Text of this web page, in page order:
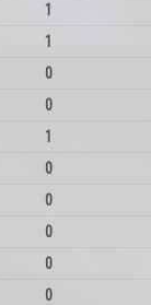
1
1
0
0
1
0
0
0
0
0